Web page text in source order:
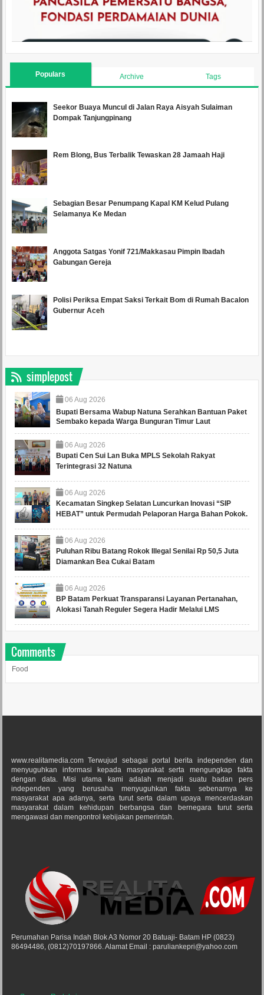
Populars Archive Tags
Seekor Buaya Muncul di Jalan Raya Aisyah Sulaiman
Dompak Tanjungpinang
Rem Blong, Bus Terbalik Tewaskan 28 Jamaah Haji
Sebagian Besar Penumpang Kapal KM Kelud Pulang
Selamanya Ke Medan
Anggota Satgas Yonif 721/Makkasau Pimpin Ibadah
Gabungan Gereja
Polisi Periksa Empat Saksi Terkait Bom di Rumah Bacalon
Gubernur Aceh
simplepost
06 Aug 2026
Bupati Bersama Wabup Natuna Serahkan Bantuan Paket
Sembako kepada Warga Bunguran Timur Laut
06 Aug 2026
Bupati Cen Sui Lan Buka MPLS Sekolah Rakyat
Terintegrasi 32 Natuna
06 Aug 2026
Kecamatan Singkep Selatan Luncurkan Inovasi “SIP
HEBAT” untuk Permudah Pelaporan Harga Bahan Pokok.
06 Aug 2026
Puluhan Ribu Batang Rokok Illegal Senilai Rp 50,5 Juta
Diamankan Bea Cukai Batam
06 Aug 2026
BP Batam Perkuat Transparansi Layanan Pertanahan,
Alokasi Tanah Reguler Segera Hadir Melalui LMS
Comments
Food
www.realitamedia.com Terwujud sebagai portal berita independen dan
menyuguhkan informasi kepada masyarakat serta mengungkap fakta
dengan data. Misi utama kami adalah menjadi suatu badan pers
independen yang berusaha menyuguhkan fakta sebenarnya ke
masyarakat apa adanya, serta turut serta dalam upaya mencerdaskan
masyarakat dalam kehidupan berbangsa dan bernegara turut serta
mengawasi dan mengontrol kebijakan pemerintah.
Perumahan Parisa Indah Blok A3 Nomor 20 Batuaji- Batam HP (0823)
86494486, (0812)70197866. Alamat Email : paruliankepri@yahoo.com